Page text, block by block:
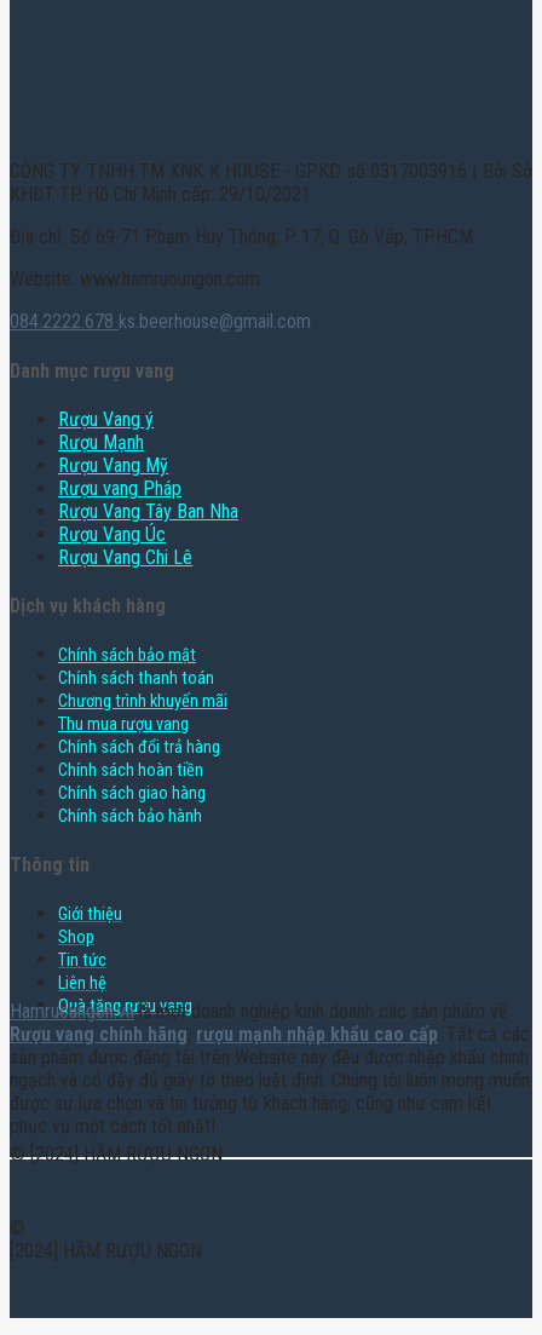
CÔNG TY TNHH TM XNK K HOUSE - GPKD số 0317003916 | Bởi Sở
KHĐT TP. Hồ Chí Minh cấp: 29/10/2021
Địa chỉ: Số 69-71 Phạm Huy Thông, P. 17, Q. Gò Vấp, TPHCM
Website: www.hamruoungon.com
084.2222.678 ks.beerhouse@gmail.com
Danh mục rượu vang
Rượu Vang ý
Rượu Mạnh
Rượu Vang Mỹ
Rượu vang Pháp
Rượu Vang Tây Ban Nha
Rượu Vang Úc
Rượu Vang Chi Lê
Dịch vụ khách hàng
Chính sách bảo mật
Chính sách thanh toán
Chương trình khuyến mãi
Thu mua rượu vang
Chính sách đổi trả hàng
Chính sách hoàn tiền
Chính sách giao hàng
Chính sách bảo hành
Thông tin
Giới thiệu
Shop
Tin tức
Liên hệ
Quà tặng rượu vang
Hamruoungon.vnlà một doanh nghiệp kinh doanh các sản phẩm về
Rượu vang chính hãng, rượu mạnh nhập khẩu cao cấp. Tất cả các
sản phẩm được đăng tải trên Website này đều được nhập khẩu chính
ngạch và có đầy đủ giấy tờ theo luật định. Chúng tôi luôn mong muốn
được sự lựa chọn và tin tưởng từ khách hàng, cũng như cam kết
phục vụ một cách tốt nhất!
© [2024] HẦM RƯỢU NGON
©
[2024] HẦM RƯỢU NGON